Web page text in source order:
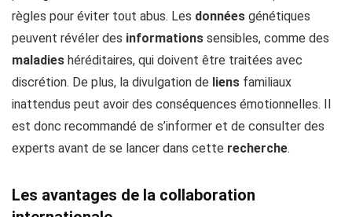
règles pour éviter tout abus. Les données génétiques
peuvent révéler des informations sensibles, comme des
maladies héréditaires, qui doivent être traitées avec
discrétion. De plus, la divulgation de liens familiaux
inattendus peut avoir des conséquences émotionnelles. Il
est donc recommandé de s’informer et de consulter des
experts avant de se lancer dans cette recherche.
Les avantages de la collaboration